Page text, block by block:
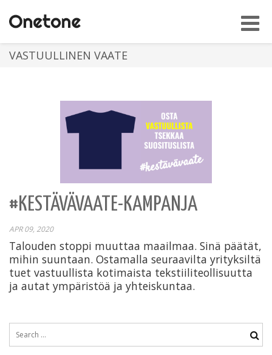
VASTUULLINEN VAATE
#KESTÄVÄVAATE-KAMPANJA
APR 09, 2020
Talouden stoppi muuttaa maailmaa. Sinä päätät,
mihin suuntaan. Ostamalla seuraavilta yrityksiltä
tuet vastuullista kotimaista tekstiiliteollisuutta
ja autat ympäristöä ja yhteiskuntaa.
Search